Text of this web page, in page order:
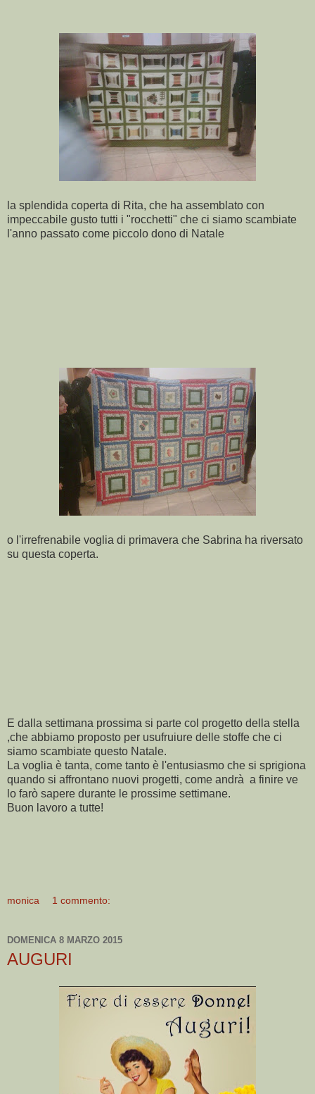
la splendida coperta di Rita, che ha assemblato con
impeccabile gusto tutti i "rocchetti" che ci siamo scambiate
l'anno passato come piccolo dono di Natale
o l'irrefrenabile voglia di primavera che Sabrina ha riversato
su questa coperta.
E dalla settimana prossima si parte col progetto della stella
,che abbiamo proposto per usufruiure delle stoffe che ci
siamo scambiate questo Natale.
La voglia è tanta, come tanto è l'entusiasmo che si sprigiona
quando si affrontano nuovi progetti, come andrà a finire ve
lo farò sapere durante le prossime settimane.
Buon lavoro a tutte!
monica 1 commento:
DOMENICA 8 MARZO 2015
AUGURI